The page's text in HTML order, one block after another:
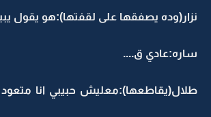
نزار(وده يصفقها على لقفتها):هو يقول
ساره:عادي ق....
طلال(يقاطعها):معليش حبيبي انا متعود